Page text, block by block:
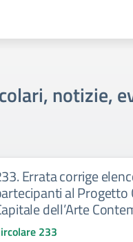
notizie,
Errata corrige
al Progetto
dell’Arte
233